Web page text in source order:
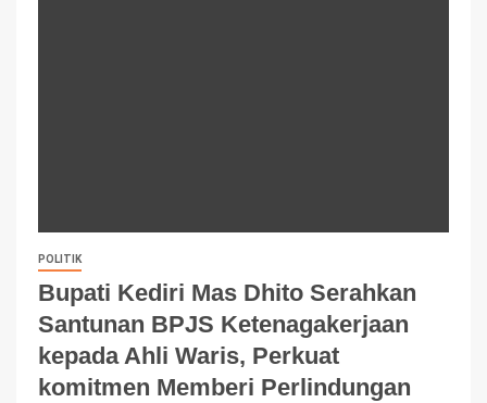
POLITIK
Bupati Kediri Mas Dhito Serahkan
Santunan BPJS Ketenagakerjaan
kepada Ahli Waris, Perkuat
komitmen Memberi Perlindungan